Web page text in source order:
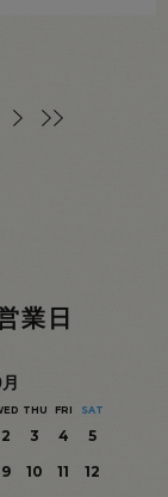
業日
月
THU FRI SAT
2 3 4
5
9 10 11
12